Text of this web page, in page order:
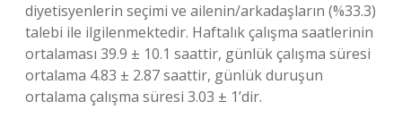
diyetisyenlerin seçimi ve ailenin/arkadaşların (%33.3)
talebi ile ilgilenmektedir. Haftalık çalışma saatlerinin
ortalaması 39.9 ± 10.1 saattir, günlük çalışma süresi
ortalama 4.83 ± 2.87 saattir, günlük duruşun
ortalama çalışma süresi 3.03 ± 1’dir.